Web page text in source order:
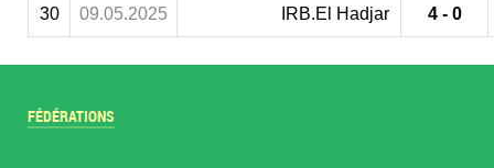
30 09.05.2025 IRB.El Hadjar 4 - 0
FÉDÉRATIONS